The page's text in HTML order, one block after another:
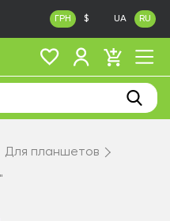
ГРН $ UA RU
Для планшетов